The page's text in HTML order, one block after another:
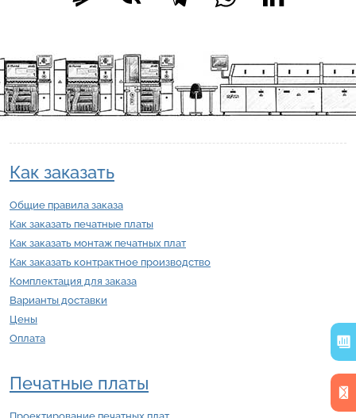
Как заказать
Общие правила заказа
Как заказать печатные платы
Как заказать монтаж печатных плат
Как заказать контрактное производство
Комплектация для заказа
Варианты доставки
Цены
Оплата
Печатные платы